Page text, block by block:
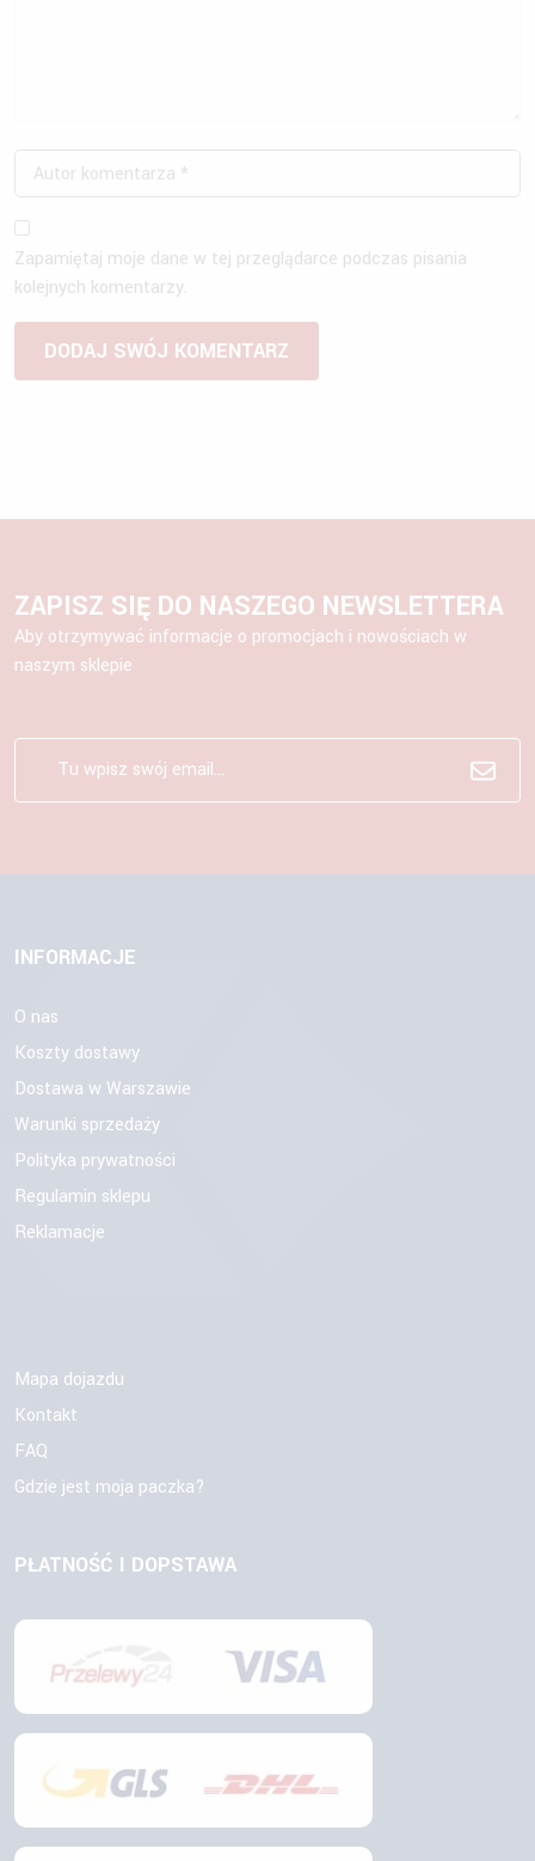
Zapamiętaj moje dane w tej przeglądarce podczas pisania
kolejnych komentarzy.
ZAPISZ SIĘ DO NASZEGO NEWSLETTERA
Aby otrzymywać informacje o promocjach i nowościach w
naszym sklepie
INFORMACJE
O nas
Koszty dostawy
Dostawa w Warszawie
Warunki sprzedaży
Polityka prywatności
Regulamin sklepu
Reklamacje
Mapa dojazdu
Kontakt
FAQ
Gdzie jest moja paczka?
PŁATNOŚĆ I DOPSTAWA